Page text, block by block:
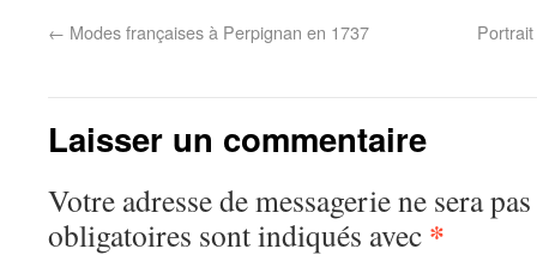
← Modes françaises à Perpignan en 1737
Laisser un commentaire
Votre adresse de messagerie ne sera
obligatoires sont indiqués avec *